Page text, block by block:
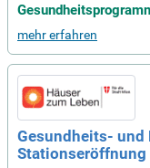
mehr erfahren
Gesundheits- und
Stationseröffnung